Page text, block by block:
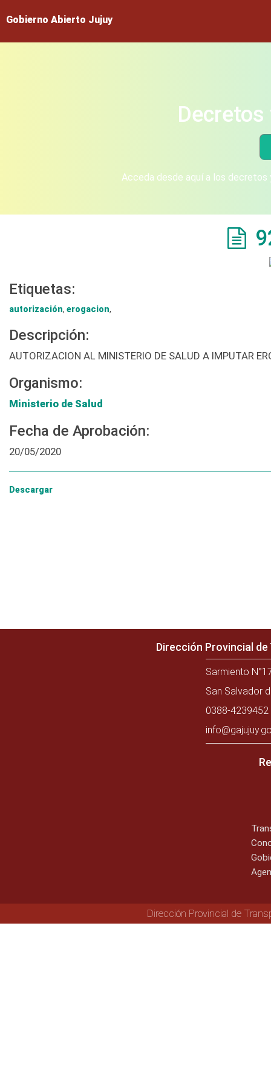
Gobierno Abierto Jujuy
Acceda desde aquí a los
Etiquetas:
autorización, erogacion,
Descripción:
AUTORIZACION AL MINISTERIO DE SALUD A IMPUTAR
Organismo:
Ministerio de Salud
Fecha de Aprobación:
20/05/2020
Descargar
Dirección Provincial
Sarmiento
San Salvador
0388-
Dirección Provincial de